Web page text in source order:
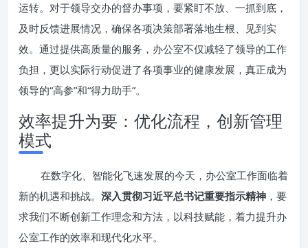
运转。对于领导交办的督办事项，要紧盯不放、一抓到底，
及时反馈进展情况，确保各项决策部署落地生根、见到实
效。通过提供高质量的服务，办公室不仅减轻了领导的工作
负担，更以实际行动促进了各项事业的健康发展，真正成为
领导的“高参”和“得力助手”。
效率提升为要：优化流程，创新管理
模式
在数字化、智能化飞速发展的今天，办公室工作面临着
新的机遇和挑战。 深入贯彻习近平总书记重要指示精神 ，要
求我们不断创新工作理念和方法，以科技赋能，着力提升办
公室工作的效率和现代化水平。